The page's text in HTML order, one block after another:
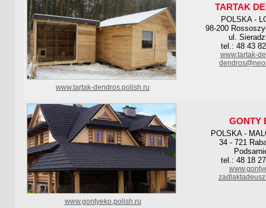
TARTAK
POLSKA -
98-200
ul.
tel.: 48 43
www.tartak-
www.tartak-dendros.polish.ru
GONTY
POLSKA -
34 - 721
tel.: 48 18
www.gontyeko.polish.ru